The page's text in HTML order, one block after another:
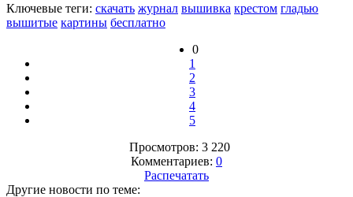
Ключевые теги: скачать журнал вышивка крестом гладью
вышитые картины бесплатно
0
1
2
3
4
5
Просмотров: 3 220
Комментариев: 0
Распечатать
Другие новости по теме: